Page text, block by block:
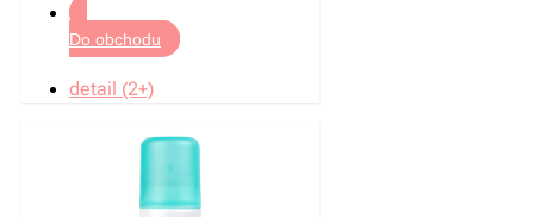
Do obchodu
detail (2+)